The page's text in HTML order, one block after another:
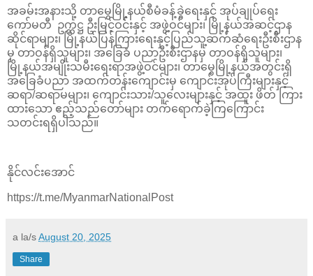
အခမ်းအနားသို့ တာမွေမြို့နယ်စီမံခန့်ခွဲရေးနှင့် အုပ်ချုပ်ရေး
ကော်မတီ ဥက္ကဋ္ဌ ဦးမြင့်ဝင်းနှင့် အဖွဲ့ဝင်များ၊ မြို့နယ်အဆင့်ဌာန
ဆိုင်ရာများ၊ မြို့နယ်ပြန်ကြားရေးနှင့်ပြည်သူ့ဆက်ဆံရေးဦးစီးဌာန
မှ တာဝန်ရှိသူများ၊ အခြေခံ ပညာဦးစီးဌာနမှ တာဝန်ရှိသူများ၊
မြို့နယ်အမျိုးသမီးရေးရာအဖွဲ့ဝင်များ၊ တာမွေမြို့နယ်အတွင်းရှိ
အခြေခံပညာ အထက်တန်းကျောင်းမှ ကျောင်းအုပ်ကြီးများနှင့်
ဆရာ/ဆရာမများ၊ ကျောင်းသား/သူလေးများနှင့် အထူး ဖိတ် ကြား
ထားသော ဧည့်သည်တော်များ တက်ရောက်ခဲ့ကြကြောင်း
သတင်းရရှိပါသည်။
နိုင်လင်းအောင်
https://t.me/MyanmarNationalPost
a la/sAugust 20, 2025
Share